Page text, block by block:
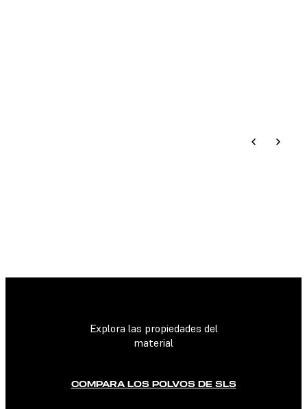
Explora las propiedades del
material
COMPARA LOS POLVOS DE SLS